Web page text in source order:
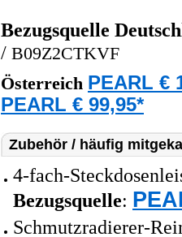
Bezugsquelle
/ B09Z2CTKVF
Österreich PEARL €
PEARL € 99,95*
Zubehör / häufig
4-fach-
Bezugsquelle:
Schmutzradierer-